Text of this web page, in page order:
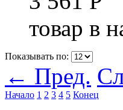
товар в
Показывать по:
← Пред.
Начало 1 2 3 4 5 Конец